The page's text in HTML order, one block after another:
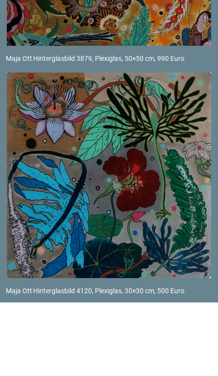
Maja Ott Hin­ter­glas­bild 3879, Ple­xi­glas, 50×50 cm, 990 Euro
Maja Ott Hin­ter­glas­bild 4120, Ple­xi­glas, 30×30 cm, 500 Euro